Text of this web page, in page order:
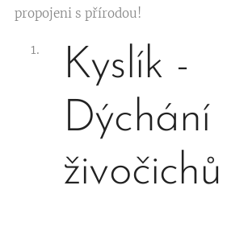
propojeni s přírodou!
Kyslík -
Dýchání
živočichů